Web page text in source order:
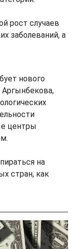
рост случаев
заболеваний, а
нового
Аргынбекова,
центры
на
стран, как